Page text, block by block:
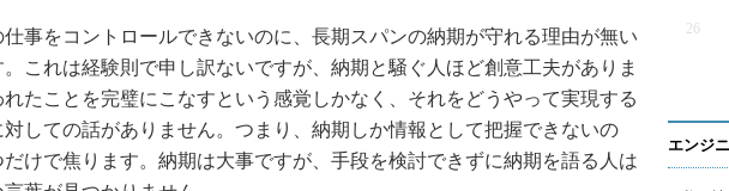
事をコントロールできないのに、長期スパンの納期が守れる理由が無い
これは経験則で申し訳ないですが、納期と騒ぐ人ほど創意工夫がありま
たことを完璧にこなすという感覚しかなく、それをどうやって実現する
しての話がありません。つまり、納期しか情報として把握できないの
けで焦ります。納期は大事ですが、手段を検討できずに納期を語る人は
26
エンジ